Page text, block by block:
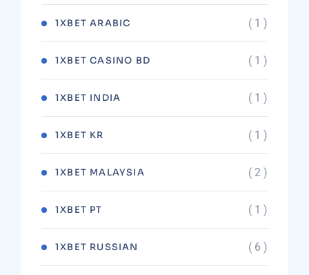
1XBET ARABIC ( 1 )
1XBET CASINO BD ( 1 )
1XBET INDIA ( 1 )
1XBET KR ( 1 )
1XBET MALAYSIA ( 2 )
1XBET PT ( 1 )
1XBET RUSSIAN ( 6 )